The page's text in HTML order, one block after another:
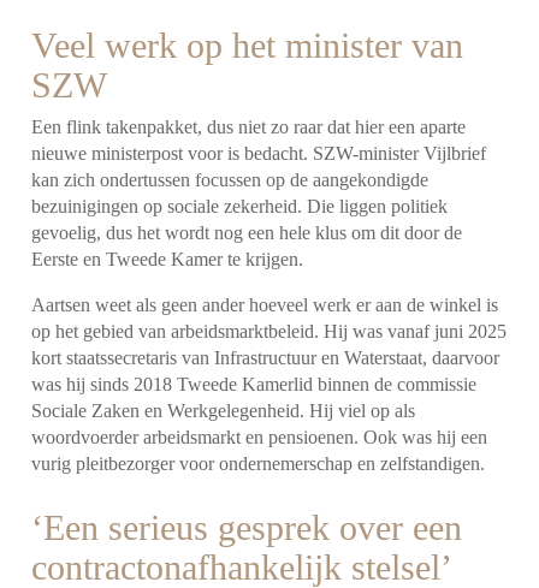
Veel werk op het minister van
SZW
Een flink takenpakket, dus niet zo raar dat hier een aparte
nieuwe ministerpost voor is bedacht. SZW-minister Vijlbrief
kan zich ondertussen focussen op de aangekondigde
bezuinigingen op sociale zekerheid. Die liggen politiek
gevoelig, dus het wordt nog een hele klus om dit door de
Eerste en Tweede Kamer te krijgen.
Aartsen weet als geen ander hoeveel werk er aan de winkel is
op het gebied van arbeidsmarktbeleid. Hij was vanaf juni 2025
kort staatssecretaris van Infrastructuur en Waterstaat, daarvoor
was hij sinds 2018 Tweede Kamerlid binnen de commissie
Sociale Zaken en Werkgelegenheid. Hij viel op als
woordvoerder arbeidsmarkt en pensioenen. Ook was hij een
vurig pleitbezorger voor ondernemerschap en zelfstandigen.
‘Een serieus gesprek over een
contractonafhankelijk stelsel’